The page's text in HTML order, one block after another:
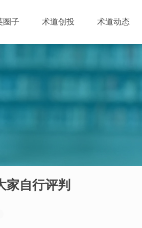
圈子 术道创投 术道动态
家自行评判